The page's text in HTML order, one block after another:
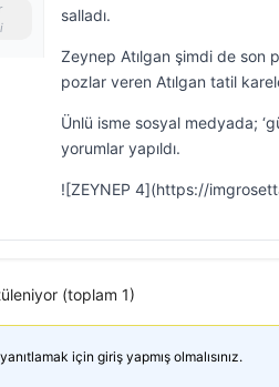
salladı.
Zeynep Atılgan şimdi de son
pozlar veren Atılgan tatil
Ünlü isme sosyal medyada;
yorumlar yapıldı.
![ZEYNEP 4](https://
(toplam 1)
için giriş yapmış olmalısınız.